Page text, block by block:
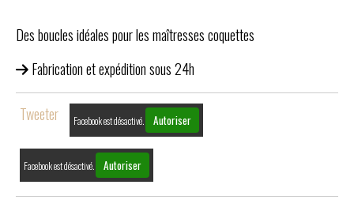
Des boucles idéales pour les maîtresses coquettes
Fabrication et expédition sous 24h
Tweeter Facebook est désactivé. Autoriser
Facebook est désactivé. Autoriser